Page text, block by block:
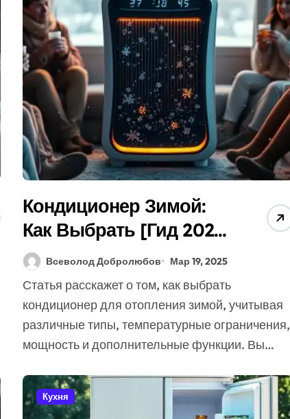
Кондиционер Зимой:
Как Выбрать [Гид 2025]
& Не Допустить
Ошибок?
Всеволод Добролюбов Мар 19, 2025
Статья расскажет о том, как выбрать
кондиционер для отопления зимой, учитывая
различные типы, температурные ограничения,
мощность и дополнительные функции. Вы…
Кухня